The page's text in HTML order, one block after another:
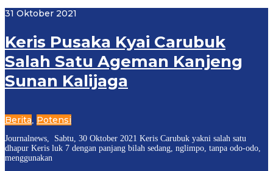
31 Oktober 2021
Keris Pusaka Kyai Carubuk
Salah Satu Ageman Kanjeng
Sunan Kalijaga
Berita, Potensi
Journalnews, Sabtu, 30 Oktober 2021 Keris Carubuk yakni salah satu
dhapur Keris luk 7 dengan panjang bilah sedang, nglimpo, tanpa odo-odo,
menggunakan